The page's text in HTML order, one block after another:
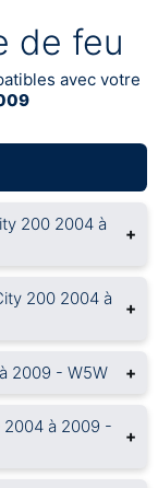
de feu
avec votre
200 2004 à
+
200 2004 à
+
2009 - W5W +
à 2009 -
+